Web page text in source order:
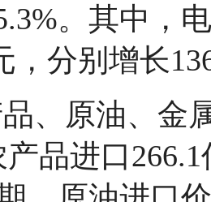
。其中，
，分别增长
、原油、金
产品进口